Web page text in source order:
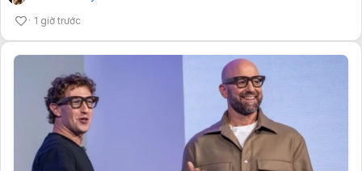
1 giờ trước